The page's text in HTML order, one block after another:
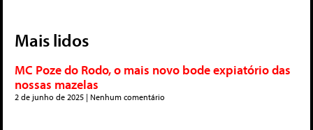
Mais lidos
MC Poze do Rodo, o mais novo bode expiatório das
nossas mazelas
2 de junho de 2025 Nenhum comentário